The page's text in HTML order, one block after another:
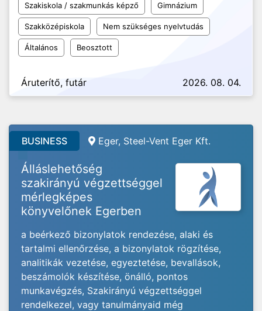
Szakiskola / szakmunkás képző Gimnázium
Szakközépiskola Nem szükséges nyelvtudás
Általános Beosztott
Áruterítő, futár 2026. 08. 04.
BUSINESS Eger, Steel-Vent Eger Kft.
Álláslehetőség
szakirányú végzettséggel
mérlegképes
könyvelőnek Egerben
a beérkező bizonylatok rendezése, alaki és
tartalmi ellenőrzése, a bizonylatok rögzítése,
analitikák vezetése, egyeztetése, bevallások,
beszámolók készítése, önálló, pontos
munkavégzés, Szakirányú végzettséggel
rendelkezel, vagy tanulmányaid még